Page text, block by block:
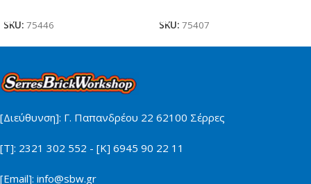
SKU: 75446
SKU: 75407
[Διεύθυνση]: Γ. Παπανδρέου 22 62100 Σέρρες
[Τ]: 2321 302 552 - [Κ] 6945 90 22 11
[Email]: info@sbw.gr